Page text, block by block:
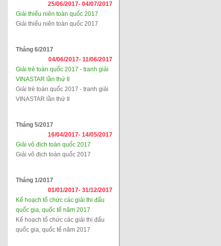
25/06/2017- 04/07/2017
Giải thiếu niên toàn quốc 2017
Giải thiếu niên toàn quốc 2017
Tháng 6/2017
04/06/2017- 11/06/2017
Giải trẻ toàn quốc 2017 - tranh giải
VINASTAR lần thứ II
Giải trẻ toàn quốc 2017 - tranh giải
VINASTAR lần thứ II
Tháng 5/2017
16/04/2017- 14/05/2017
Giải vô địch toàn quốc 2017
Giải vô địch toàn quốc 2017
Tháng 1/2017
01/01/2017- 31/12/2017
Kế hoạch tổ chức các giải thi đấu
quốc gia, quốc tế năm 2017
Kế hoạch tổ chức các giải thi đấu
quốc gia, quốc tế năm 2017